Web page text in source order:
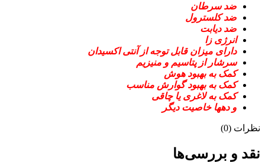
ضد سرطان
ضد کلسترول
ضد دیابت
انرژی زا
دارای میزان قابل توجه از آنتی اکسیدان
سرشار از پتاسیم و منیزیم
کمک به بهبود هوش
کمک به بهبود گوارش مناسب
کمک به لاغری یا چاقی
و دهها خاصیت دیگر
نظرات (0)
نقد و بررسی‌ها